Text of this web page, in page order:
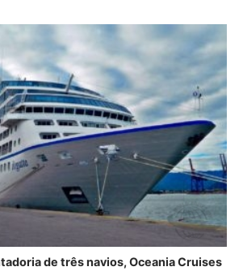
de três navios, Oceania Cruises